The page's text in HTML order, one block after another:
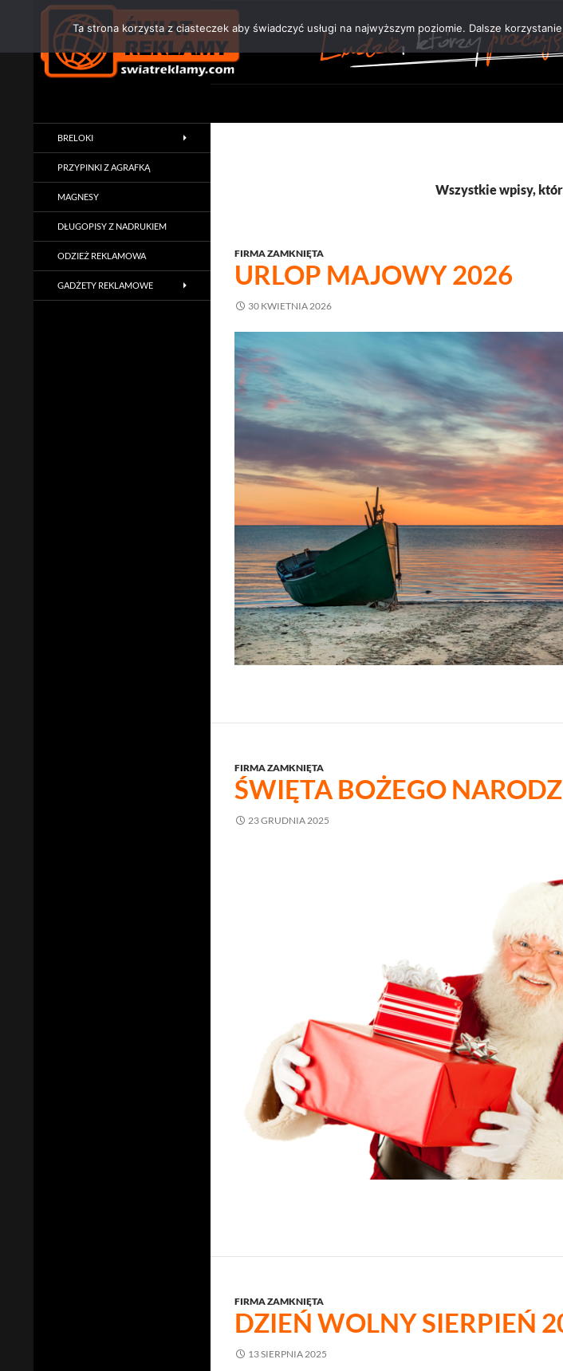
Wszystkie wpisy,
FIRMA ZAMKNIĘTA
URLOP MAJOWY 2026
30 KWIETNIA 2026
FIRMA ZAMKNIĘTA
ŚWIĘTA BOŻEGO
23 GRUDNIA 2025
FIRMA ZAMKNIĘTA
DZIEŃ WOLNY SIERPIEŃ
13 SIERPNIA 2025
BRELOKI
PRZYPINKI Z AGRAFKĄ
MAGNESY
DŁUGOPISY Z NADRUKIEM
ODZIEŻ REKLAMOWA
GADŻETY REKLAMOWE
Ta strona korzysta z ciasteczek aby świadczyć usługi na najwyższym poziomie. Dalsze